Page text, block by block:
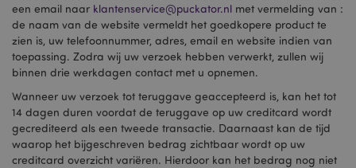
een email naar klantenservice@puckator.nl met vermelding van :
de naam van de website vermeldt het goedkopere product te
zien is, uw telefoonnummer, adres, email en website indien van
toepassing. Zodra wij uw verzoek hebben verwerkt, zullen wij
binnen drie werkdagen contact met u opnemen.
Wanneer uw verzoek tot teruggave geaccepteerd is, kan het tot
14 dagen duren voordat de teruggave op uw creditcard wordt
gecrediteerd als een tweede transactie. Daarnaast kan de tijd
waarop het bijgeschreven bedrag zichtbaar wordt op uw
creditcard overzicht variëren. Hierdoor kan het bedrag nog niet